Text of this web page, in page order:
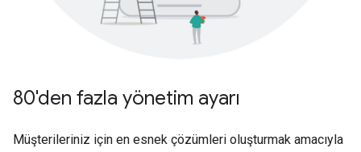
80'den fazla yönetim ayarı
Müşterileriniz için en esnek çözümleri oluşturmak amacıyla